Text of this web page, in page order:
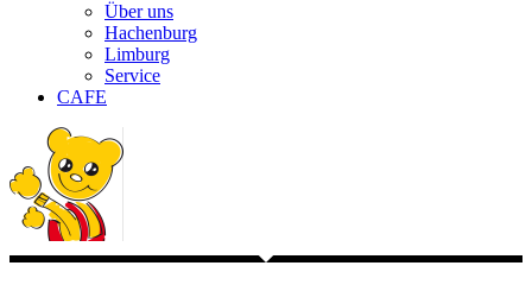
Über uns
Hachenburg
Limburg
Service
CAFE